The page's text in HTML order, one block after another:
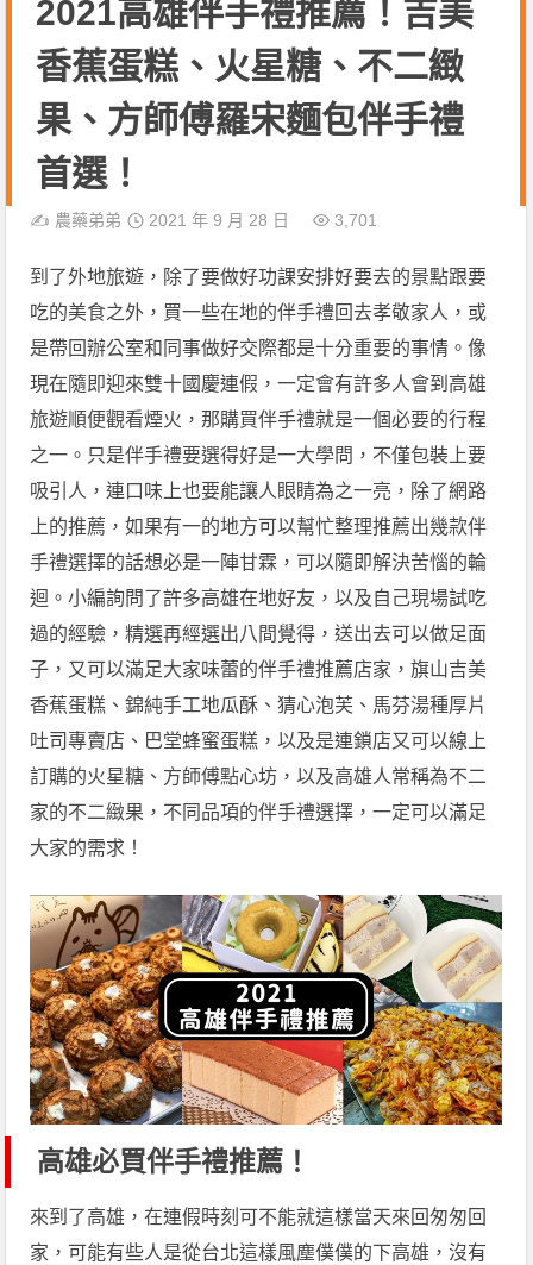
2021高雄伴手禮推薦！吉美
香蕉蛋糕、火星糖、不二緻
果、方師傅羅宋麵包伴手禮
首選！
✍️ 農藥弟弟 2021 年 9 月 28 日 3,701
到了外地旅遊，除了要做好功課安排好要去的景點跟要
吃的美食之外，買一些在地的伴手禮回去孝敬家人，或
是帶回辦公室和同事做好交際都是十分重要的事情。像
現在隨即迎來雙十國慶連假，一定會有許多人會到高雄
旅遊順便觀看煙火，那購買伴手禮就是一個必要的行程
之一。只是伴手禮要選得好是一大學問，不僅包裝上要
吸引人，連口味上也要能讓人眼睛為之一亮，除了網路
上的推薦，如果有一的地方可以幫忙整理推薦出幾款伴
手禮選擇的話想必是一陣甘霖，可以隨即解決苦惱的輪
迴。小編詢問了許多高雄在地好友，以及自己現場試吃
過的經驗，精選再經選出八間覺得，送出去可以做足面
子，又可以滿足大家味蕾的伴手禮推薦店家，旗山吉美
香蕉蛋糕、錦純手工地瓜酥、猜心泡芙、馬芬湯種厚片
吐司專賣店、巴堂蜂蜜蛋糕，以及是連鎖店又可以線上
訂購的火星糖、方師傅點心坊，以及高雄人常稱為不二
家的不二緻果，不同品項的伴手禮選擇，一定可以滿足
大家的需求！
高雄必買伴手禮推薦！
來到了高雄，在連假時刻可不能就這樣當天來回匆匆回
家，可能有些人是從台北這樣風塵僕僕的下高雄，沒有